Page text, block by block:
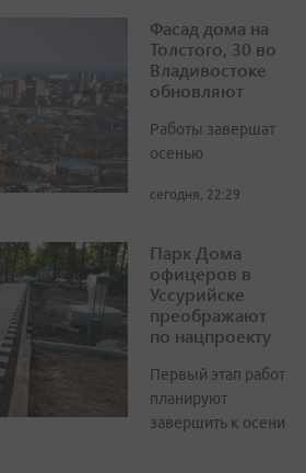
Фасад дома на
Толстого, 30 во
Владивостоке
обновляют
Работы завершат
осенью
сегодня, 22:29
Парк Дома
офицеров в
Уссурийске
преображают
по нацпроекту
Первый этап работ
планируют
завершить к осени